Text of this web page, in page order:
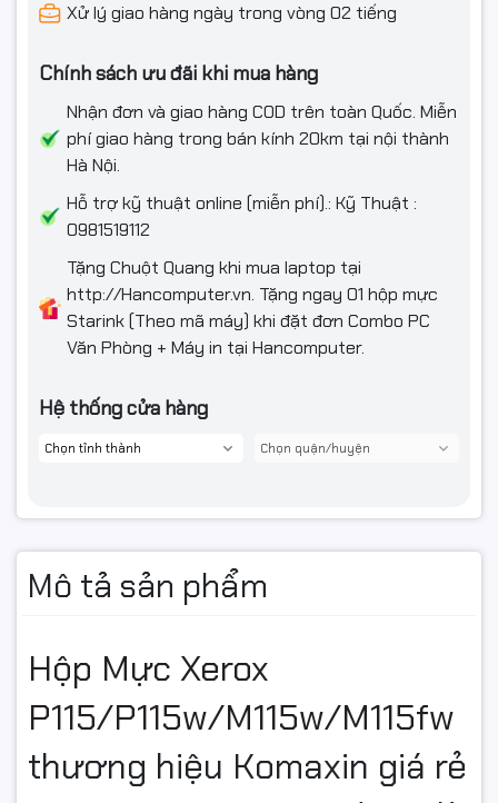
Xử lý giao hàng ngày trong vòng 02 tiếng
Chính sách ưu đãi khi mua hàng
Nhận đơn và giao hàng COD trên toàn Quốc. Miễn
phí giao hàng trong bán kính 20km tại nội thành
Hà Nội.
Hỗ trợ kỹ thuật online (miễn phí).: Kỹ Thuật :
0981519112
Tặng Chuột Quang khi mua laptop tại
http://Hancomputer.vn. Tặng ngay 01 hộp mực
Starink (Theo mã máy) khi đặt đơn Combo PC
Văn Phòng + Máy in tại Hancomputer.
Hệ thống cửa hàng
Mô tả sản phẩm
Hộp Mực Xerox
P115/P115w/M115w/M115fw
thương hiệu Komaxin giá rẻ
Chi tiết thông tin số kỹ thuật của sản phẩm: